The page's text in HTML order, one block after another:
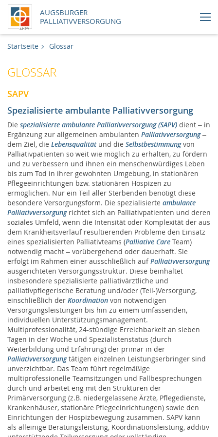
AUGSBURGER
PALLIATIVVERSORGUNG
Aktuelles
SAPV - Versorgung im häuslichen Umfeld
Einrichtungen
SAPV - Vernetzung mit Hausärzten und
Pflegediensten
SAPV - Vernetzung mit ambulanten
Hospizdiensten und dem stationären
Hospiz
SAPV – Grundlagen | Augsburger
Palliativversorgung
SAPV und/oder assistierter Suizid
SAPV - Finanzierung bei gesetzlich
versicherten Patient:innen
SAPV - Finanzierung bei
Privatpatient:innen
SAPV - für Ärztinnen, Ärzte und
Einrichtungen
Über uns – SAPV Augsburg | Augsburger
Palliativversorgung
Uns unterstützen
Startseite Glossar
GLOSSAR
SAPV
Spezialisierte ambulante Palliativversorgung
Die spezialisierte ambulante Palliativversorgung (SAPV) dient – in
Ergänzung zur allgemeinen ambulanten Palliativversorgung–
dem Ziel, die Lebensqualitätund die Selbstbestimmungvon
Palliativpatienten so weit wie möglich zu erhalten, zu fördern
und zu verbessern und ihnen ein menschenwürdiges Leben
bis zum Tod in ihrer gewohnten Umgebung, in stationären
Pflegeeinrichtungen bzw. stationären Hospizen zu
ermöglichen. Nur ein Teil aller Sterbenden benötigt diese
besondere Versorgungsform. Die spezialisierte ambulante
Palliativversorgungrichtet sich an Palliativpatienten und deren
soziales Umfeld, wenn die Intensität oder Komplexität der aus
dem Krankheitsverlauf resultierenden Probleme den Einsatz
eines spezialisierten Palliativteams (Palliative Care Team)
notwendig macht – vorübergehend oder dauerhaft. Sie
erfolgt im Rahmen einer ausschließlich aufPalliativversorgung
ausgerichteten Versorgungsstruktur. Diese beinhaltet
insbesondere spezialisierte palliativärztliche und
palliativpflegerische Beratung und/oder (Teil-)Versorgung,
einschließlich der Koordination von notwendigen
Versorgungsleistungen bis hin zu einem umfassenden,
individuellen Unterstützungsmanagement.
Multiprofessionalität, 24-stündige Erreichbarkeit an sieben
Tagen in der Woche und Spezialistenstatus (durch
Weiterbildung und Erfahrung) der primär in der
Palliativversorgungtätigen einzelnen Leistungserbringer sind
unverzichtbar. Das Team führt regelmäßige
multiprofessionelle Teamsitzungen und Fallbesprechungen
durch und arbeitet eng mit den Strukturen der
Primärversorgung (z.B. niedergelassene Ärzte, Pflegedienste,
Krankenhäuser, stationäre Pflegeeinrichtungen) sowie den
Einrichtungen der Hospizbewegung zusammen. SAPV kann
als alleinige Beratungsleistung, Koordinationsleistung, additiv